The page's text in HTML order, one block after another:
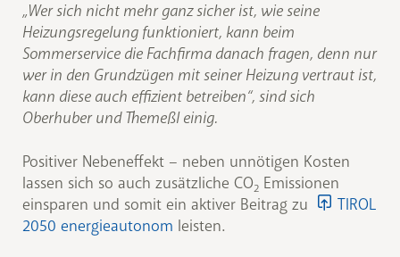
„Wer sich nicht mehr ganz sicher ist, wie seine
Heizungsregelung funktioniert, kann beim
Sommerservice die Fachfirma danach fragen, denn nur
wer in den Grundzügen mit seiner Heizung vertraut ist,
kann diese auch effizient betreiben“, sind sich
Oberhuber und Themeßl einig.
Positiver Nebeneffekt – neben unnötigen Kosten
lassen sich so auch zusätzliche CO2 Emissionen
einsparen und somit ein aktiver Beitrag zu
TIROL
2050 energieautonom leisten.